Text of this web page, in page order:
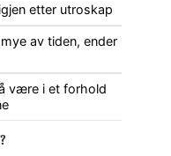
etter utroskap
av tiden, ender
være i et forhold